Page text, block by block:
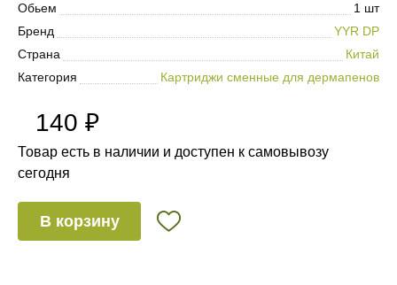
Обьем
1 шт
Бренд
YYR DP
Страна
Китай
Категория
Картриджи сменные для дермапенов
140 ₽
Товар есть в наличии и доступен к самовывозу
сегодня
В корзину